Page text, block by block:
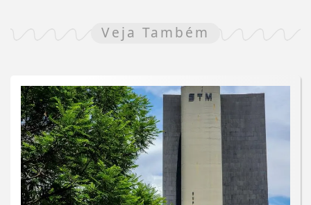
Veja Também